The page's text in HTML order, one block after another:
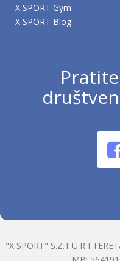
X SPORT Gym
X SPORT Blog
"X SPORT" S.Z.T.U.R I